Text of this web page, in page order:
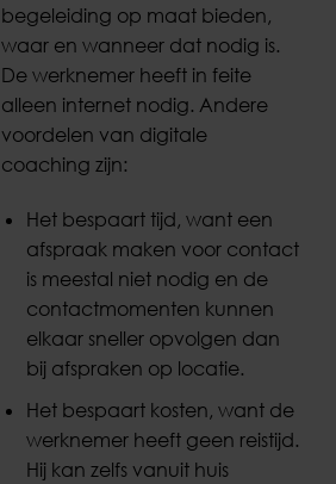
begeleiding op maat bieden,
waar en wanneer dat nodig is.
De werknemer heeft in feite
alleen internet nodig. Andere
voordelen van digitale
coaching zijn:
Het bespaart tijd, want een
afspraak maken voor contact
is meestal niet nodig en de
contactmomenten kunnen
elkaar sneller opvolgen dan
bij afspraken op locatie.
Het bespaart kosten, want de
werknemer heeft geen reistijd.
Hij kan zelfs vanuit huis